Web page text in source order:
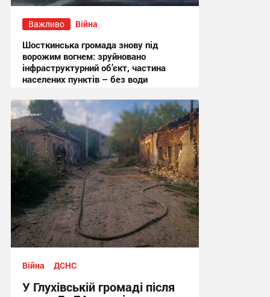
Важливо Війна
Шосткинська громада знову під
ворожим вогнем: зруйновано
інфраструктурний об’єкт, частина
населених пунктів – без води
11:19 сьогодні
Війна ДСНС
У Глухівській громаді після